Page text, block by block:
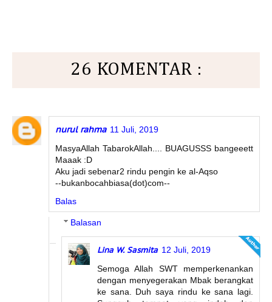
26 KOMENTAR :
nurul rahma 11 Juli, 2019
MasyaAllah TabarokAllah.... BUAGUSSS bangeeett
Maaak :D
Aku jadi sebenar2 rindu pengin ke al-Aqso
--bukanbocahbiasa(dot)com--
Balas
Balasan
Lina W. Sasmita 12 Juli, 2019
Semoga Allah SWT memperkenankan
dengan menyegerakan Mbak berangkat
ke sana. Duh saya rindu ke sana lagi.